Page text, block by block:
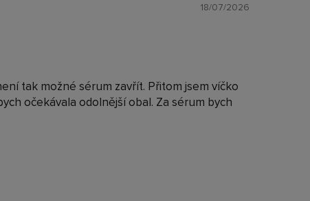
18/07/2026
tak možné sérum zavřít. Přitom jsem víčko
očekávala odolnější obal. Za sérum bych